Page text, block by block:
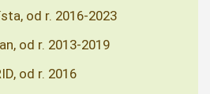
od r. 2016-2023
od r. 2013-2019
od r. 2016